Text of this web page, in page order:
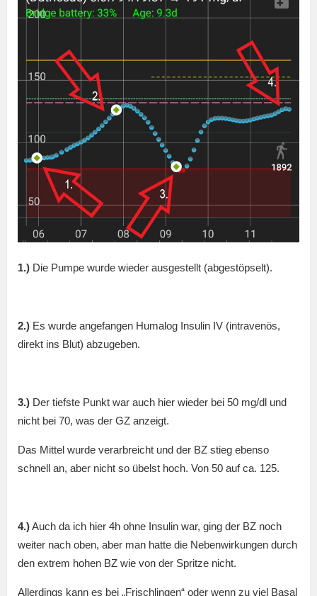
1.) Die Pumpe wurde wieder ausgestellt (abgestöpselt).
2.) Es wurde angefangen Humalog Insulin IV (intravenös,
direkt ins Blut) abzugeben.
3.) Der tiefste Punkt war auch hier wieder bei 50 mg/dl und
nicht bei 70, was der GZ anzeigt.
Das Mittel wurde verarbreicht und der BZ stieg ebenso
schnell an, aber nicht so übelst hoch. Von 50 auf ca. 125.
4.)Auch da ich hier 4h ohne Insulin war, ging der BZ noch
weiter nach oben, aber man hatte die Nebenwirkungen durch
den extrem hohen BZ wie von der Spritze nicht.
Allerdings kann es bei „Frischlingen“ oder wenn zu viel Basal